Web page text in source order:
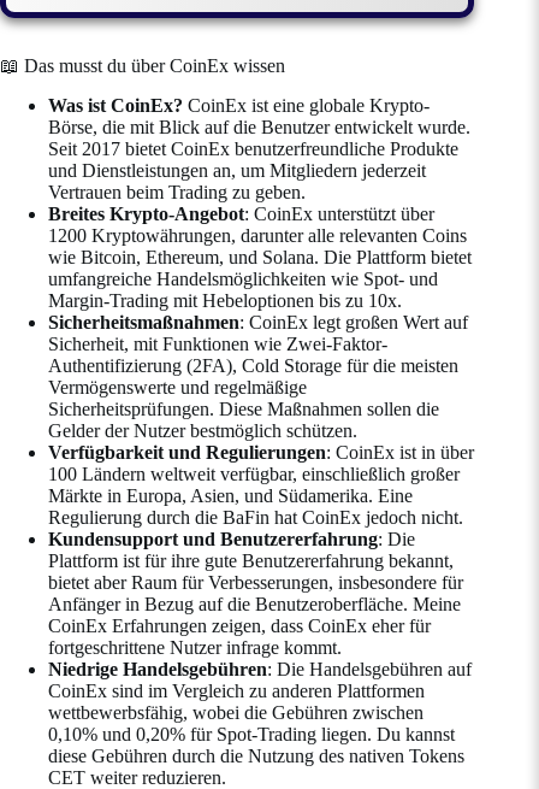
📖 Das musst du über CoinEx wissen
Was ist CoinEx? CoinEx ist eine globale Krypto-
Börse, die mit Blick auf die Benutzer entwickelt wurde.
Seit 2017 bietet CoinEx benutzerfreundliche Produkte
und Dienstleistungen an, um Mitgliedern jederzeit
Vertrauen beim Trading zu geben.
Breites Krypto-Angebot: CoinEx unterstützt über
1200 Kryptowährungen, darunter alle relevanten Coins
wie Bitcoin, Ethereum, und Solana. Die Plattform bietet
umfangreiche Handelsmöglichkeiten wie Spot- und
Margin-Trading mit Hebeloptionen bis zu 10x.
Sicherheitsmaßnahmen: CoinEx legt großen Wert auf
Sicherheit, mit Funktionen wie Zwei-Faktor-
Authentifizierung (2FA), Cold Storage für die meisten
Vermögenswerte und regelmäßige
Sicherheitsprüfungen. Diese Maßnahmen sollen die
Gelder der Nutzer bestmöglich schützen.
Verfügbarkeit und Regulierungen: CoinEx ist in über
100 Ländern weltweit verfügbar, einschließlich großer
Märkte in Europa, Asien, und Südamerika. Eine
Regulierung durch die BaFin hat CoinEx jedoch nicht.
Kundensupport und Benutzererfahrung: Die
Plattform ist für ihre gute Benutzererfahrung bekannt,
bietet aber Raum für Verbesserungen, insbesondere für
Anfänger in Bezug auf die Benutzeroberfläche. Meine
CoinEx Erfahrungen zeigen, dass CoinEx eher für
fortgeschrittene Nutzer infrage kommt.
Niedrige Handelsgebühren: Die Handelsgebühren auf
CoinEx sind im Vergleich zu anderen Plattformen
wettbewerbsfähig, wobei die Gebühren zwischen
0,10% und 0,20% für Spot-Trading liegen. Du kannst
diese Gebühren durch die Nutzung des nativen Tokens
CET weiter reduzieren.